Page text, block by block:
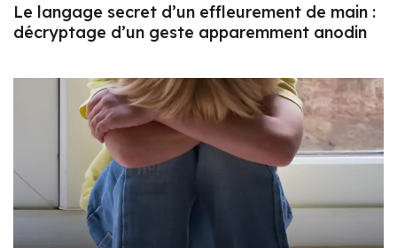
Le langage secret d’un effleurement de main :
décryptage d’un geste apparemment anodin